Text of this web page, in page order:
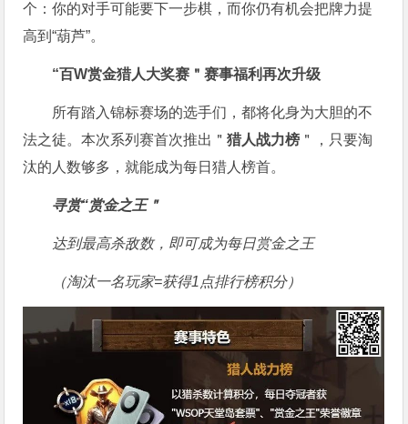
个：你的对手可能要下一步棋，而你仍有机会把牌力提
高到“葫芦”。
“百W赏金猎人大奖赛＂赛事福利再次升级
所有踏入锦标赛场的选手们，都将化身为大胆的不
法之徒。本次系列赛首次推出＂猎人战力榜 ＂，只要淘
汰的人数够多，就能成为每日猎人榜首。
寻赏“赏金之王＂
达到最高杀敌数，即可成为每日赏金之王
（淘汰一名玩家=获得1点排行榜积分）